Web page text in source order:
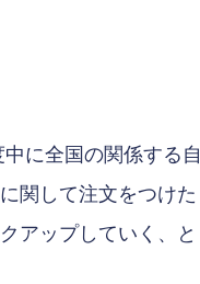
に全国の関係する自
関して注文をつけた
アップしていく、と